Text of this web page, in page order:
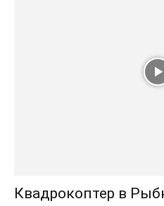
Квадрокоптер в